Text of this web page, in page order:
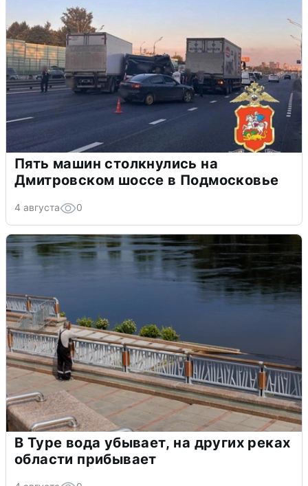
Пять машин столкнулись на
Дмитровском шоссе в Подмосковье
4 августа 0
В Туре вода убывает, на других реках
области прибывает